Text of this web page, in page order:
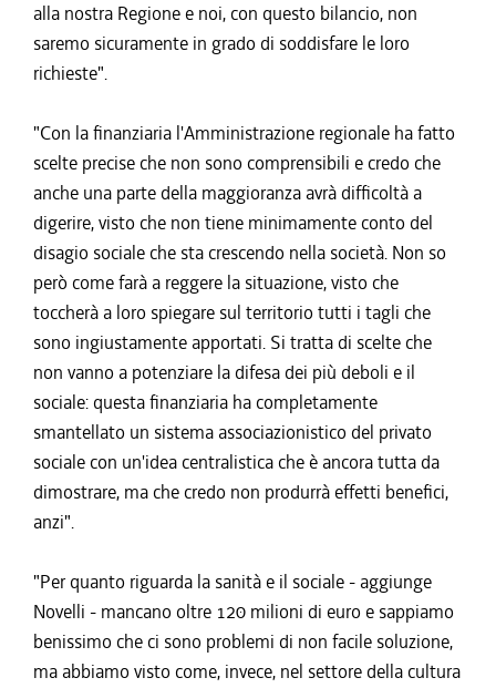
alla nostra Regione e noi, con questo bilancio, non
saremo sicuramente in grado di soddisfare le loro
richieste".
"Con la finanziaria l'Amministrazione regionale ha fatto
scelte precise che non sono comprensibili e credo che
anche una parte della maggioranza avrà difficoltà a
digerire, visto che non tiene minimamente conto del
disagio sociale che sta crescendo nella società. Non so
però come farà a reggere la situazione, visto che
toccherà a loro spiegare sul territorio tutti i tagli che
sono ingiustamente apportati. Si tratta di scelte che
non vanno a potenziare la difesa dei più deboli e il
sociale: questa finanziaria ha completamente
smantellato un sistema associazionistico del privato
sociale con un'idea centralistica che è ancora tutta da
dimostrare, ma che credo non produrrà effetti benefici,
anzi".
"Per quanto riguarda la sanità e il sociale - aggiunge
Novelli - mancano oltre 120 milioni di euro e sappiamo
benissimo che ci sono problemi di non facile soluzione,
ma abbiamo visto come, invece, nel settore della cultura